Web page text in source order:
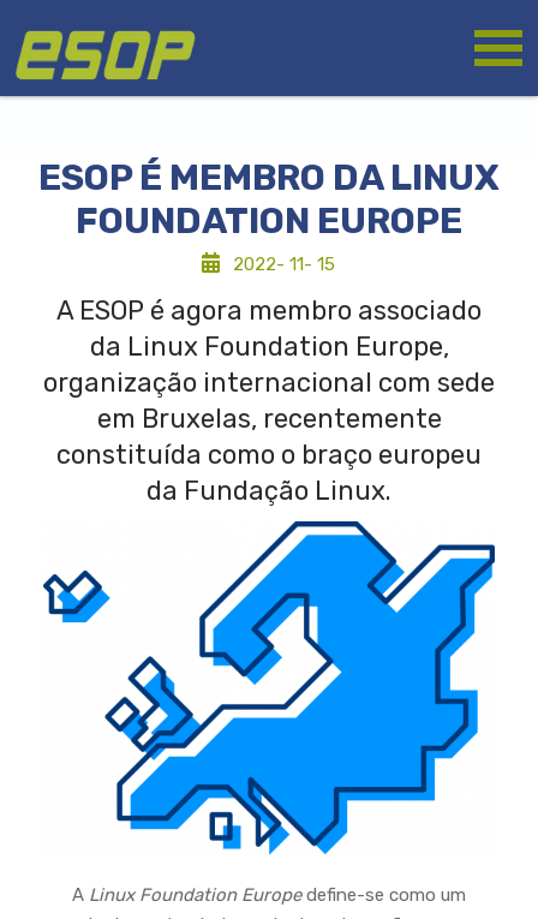
conteúdo
principal
ESOP É MEMBRO DA LINUX
FOUNDATION EUROPE
2022- 11- 15
A ESOP é agora membro associado
da Linux Foundation Europe,
organização internacional com sede
em Bruxelas, recentemente
constituída como o braço europeu
da Fundação Linux.
A Linux Foundation Europedefine-se como um